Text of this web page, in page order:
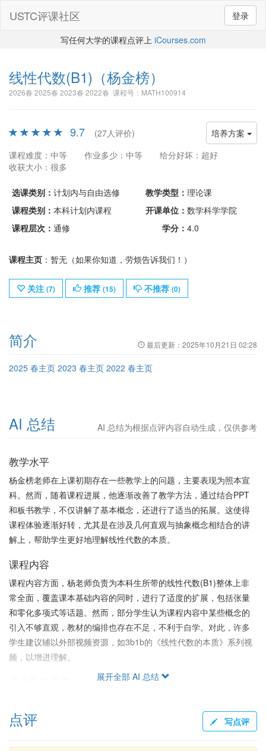
登录
USTC评课社区
写任何大学的课程点评上 iCourses.com
线性代数(B1) （杨金榜）
2026春 2025春 2023春 2022春 课程号：MATH100914
培养方案
9.7
(27人评价)
课程难度：中等
作业多少：中等
给分好坏：超好
收获大小：很多
选课类别： 计划内与自由选修 教学类型： 理论课
课程类别： 本科计划内课程 开课单位： 数学科学学院
课程层次： 通修 学分： 4.0
课程主页 ：暂无（如果你知道，劳烦告诉我们！）
关注 (7) 推荐 (15) 不推荐 (0)
简介 最后更新： 2025年10月21日 02:28
2025 春主页 2023 春主页 2022 春主页
AI 总结 AI 总结为根据点评内容自动生成，仅供参考
教学水平
杨金榜老师在上课初期存在一些教学上的问题，主要表现为照本宣
科。然而，随着课程进展，他逐渐改善了教学方法，通过结合PPT
和板书教学，不仅讲解了基本概念，还进行了适当的拓展。这使得
课程体验逐渐好转，尤其是在涉及几何直观与抽象概念相结合的讲
解上，帮助学生更好地理解线性代数的本质。
课程内容
课程内容方面，杨老师负责为本科生所带的线性代数(B1)整体上非
常全面，覆盖课本基础内容的同时，进行了适度的扩展，包括张量
和零化多项式等话题。然而，部分学生认为课程内容中某些概念的
引入不够直观，教材的编排也存在不足，不利于自学。对此，许多
学生建议辅以外部视频资源，如3b1b的《线性代数的本质》系列视
频，以增进理解。
讲究，较好地平衡了计算与证明。习题课也是课程的亮点，由负责
任且乐于帮助学生的助教们负责，内容不仅包含课本习题的讲解，
还涉及到一些拓展内容，有效帮助学生巩固所学知识且消化课程难
展开全部 AI 总结
点评 写点评